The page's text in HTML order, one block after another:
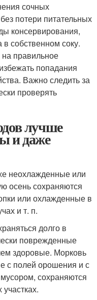
сочных
потери питательных
консервирования,
собственном соку.
правильное
попадания
Важно следить за
проверять
лучше
и даже
неохлажденные или
осень сохраняются
или охлажденные в
и т. п.
долго в
поврежденные
здоровые. Морковь
с полей орошения и с
сохраняются